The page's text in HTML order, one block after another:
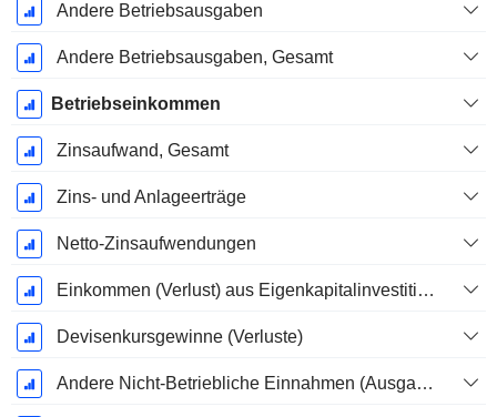
Andere Betriebsausgaben
Andere Betriebsausgaben, Gesamt
Betriebseinkommen
Zinsaufwand, Gesamt
Zins- und Anlageerträge
Netto-Zinsaufwendungen
Einkommen (Verlust) aus Eigenkapitalinvestitionen.
Devisenkursgewinne (Verluste)
Andere Nicht-Betriebliche Einnahmen (Ausgaben)